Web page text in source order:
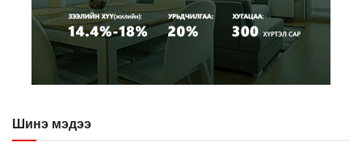
Шинэ мэдээ